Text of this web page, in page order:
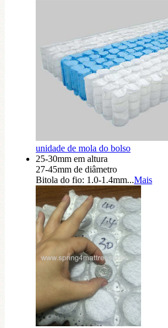
unidade de mola do bolso
25-30mm em altura
27-45mm de diâmetro
Bitola do fio: 1.0-1.4mm...Mais